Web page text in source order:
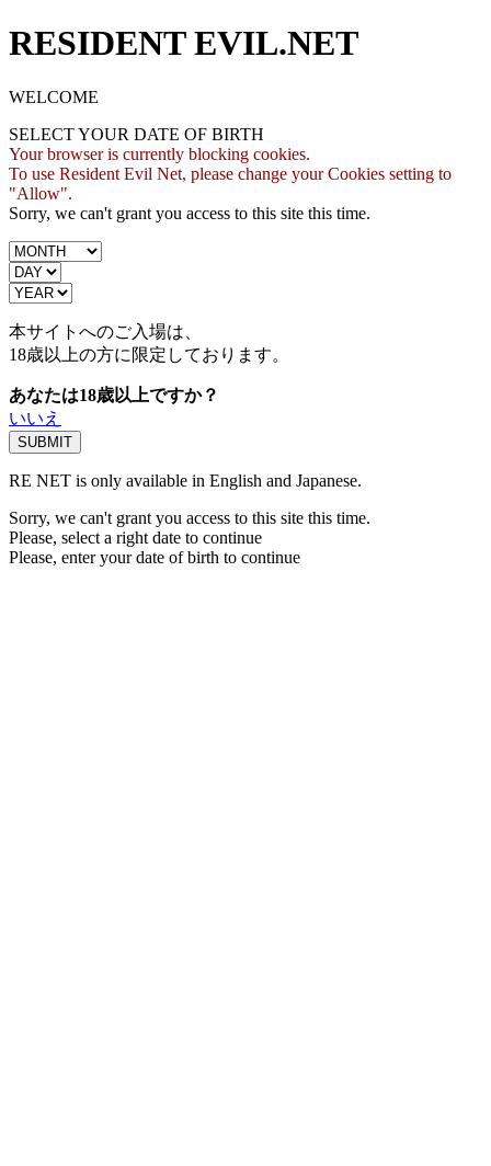
RESIDENT EVIL.NET
WELCOME
SELECT YOUR DATE OF BIRTH
Your browser is currently blocking cookies.
To use Resident Evil Net, please change your Cookies setting to
"Allow".
Sorry, we can't grant you access to this site this time.
本サイトへのご入場は、
18歳以上の方に限定しております。
あなたは18歳以上ですか？
いいえ
RE NET is only available in English and Japanese.
Sorry, we can't grant you access to this site this time.
Please, select a right date to continue
Please, enter your date of birth to continue